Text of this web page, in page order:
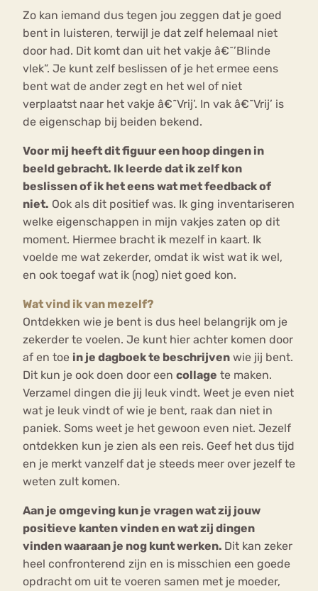
Zo kan iemand dus tegen jou zeggen dat je goed
bent in luisteren, terwijl je dat zelf helemaal niet
door had. Dit komt dan uit het vakje â€˜’Blinde
vlek”. Je kunt zelf beslissen of je het ermee eens
bent wat de ander zegt en het wel of niet
verplaatst naar het vakje â€˜Vrij’. In vak â€˜Vrij’ is
de eigenschap bij beiden bekend.
Voor mij heeft dit figuur een hoop dingen in
beeld gebracht. Ik leerde dat ik zelf kon
beslissen of ik het eens wat met feedback of
niet. Ook als dit positief was. Ik ging inventariseren
welke eigenschappen in mijn vakjes zaten op dit
moment. Hiermee bracht ik mezelf in kaart. Ik
voelde me wat zekerder, omdat ik wist wat ik wel,
en ook toegaf wat ik (nog) niet goed kon.
Wat vind ik van mezelf?
Ontdekken wie je bent is dus heel belangrijk om je
zekerder te voelen. Je kunt hier achter komen door
af en toe in je dagboek te beschrijven wie jij bent.
Dit kun je ook doen door een collage te maken.
Verzamel dingen die jij leuk vindt. Weet je even niet
wat je leuk vindt of wie je bent, raak dan niet in
paniek. Soms weet je het gewoon even niet. Jezelf
ontdekken kun je zien als een reis. Geef het dus tijd
en je merkt vanzelf dat je steeds meer over jezelf te
weten zult komen.
Aan je omgeving kun je vragen wat zij jouw
positieve kanten vinden en wat zij dingen
vinden waaraan je nog kunt werken. Dit kan zeker
heel confronterend zijn en is misschien een goede
opdracht om uit te voeren samen met je moeder,